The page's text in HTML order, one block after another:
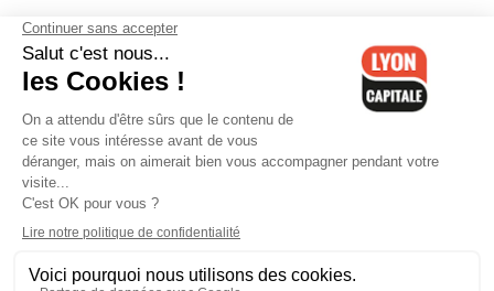
Contactez-nous-Mentions légales-CGV-Politique de